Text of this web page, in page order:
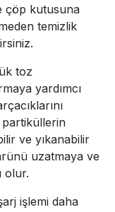
çöp kutusuna
temizlik
toz
yardımcı
ve yıkanabilir
uzatmaya ve
olur.
işlemi daha